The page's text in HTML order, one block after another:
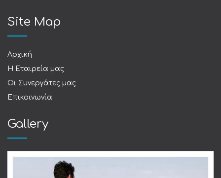
Site Map
Αρχική
Η Εταιρεία μας
Οι Συνεργάτες μας
Επικοινωνία
Gallery